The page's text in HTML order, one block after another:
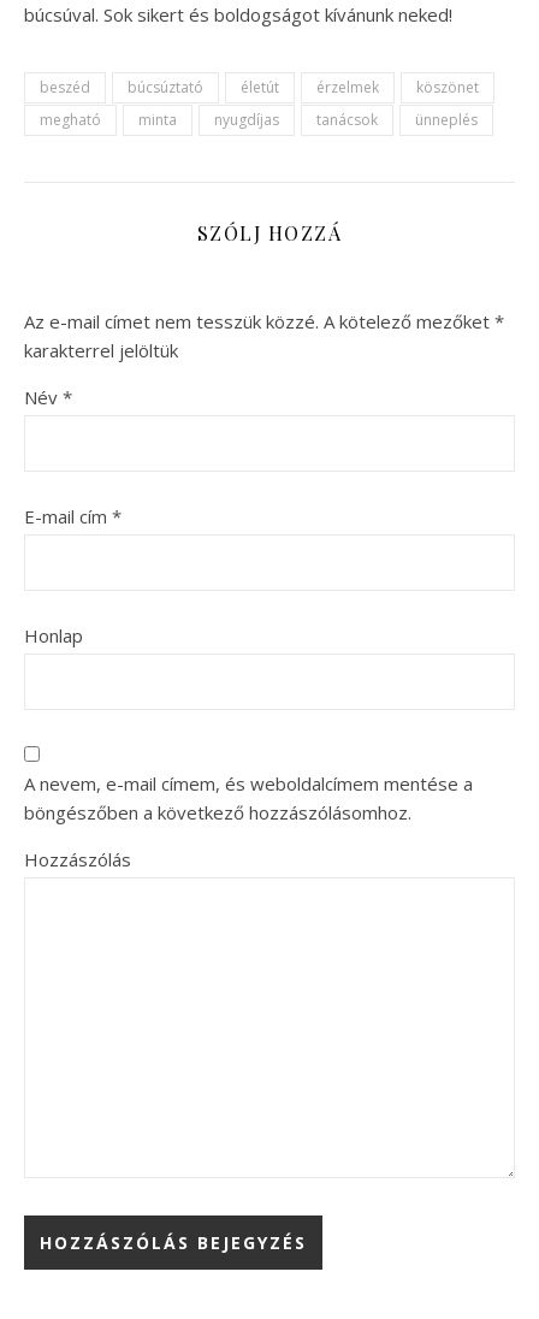
búcsúval. Sok sikert és boldogságot kívánunk neked!
beszéd búcsúztató életút érzelmek
köszönet
megható
minta nyugdíjas tanácsok ünneplés
SZÓLJ HOZZÁ
Az e-mail címet nem tesszük közzé. A kötelező mezőket *
karakterrel jelöltük
Név *
E-mail cím *
Honlap
A nevem, e-mail címem, és weboldalcímem mentése a
böngészőben a következő hozzászólásomhoz.
Hozzászólás